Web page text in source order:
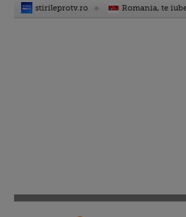
stirileprotv.ro Romania, te